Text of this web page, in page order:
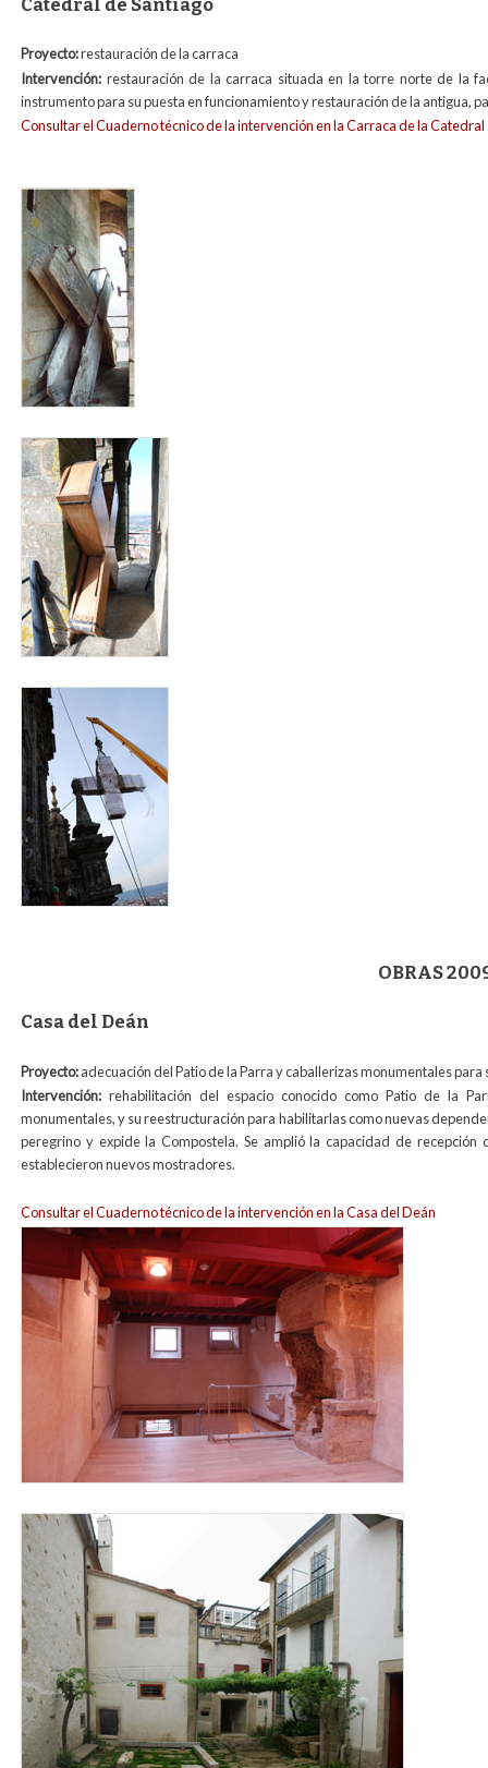
Catedral de Santiago
Proyecto:restauración de la carraca
Intervención: restauración de la carraca situada en la torre norte de la
instrumento para su puesta en funcionamiento y restauración de la antigua,
Consultar el Cuaderno técnico de la intervención en la Carraca de la Catedral
carraca1.jpg
carrac4.jpg
carraca3.jpg
OBRAS
Casa del Deán
Proyecto:adecuación del Patio de la Parra y caballerizas monumentales
Intervención: rehabilitación del espacio conocido como Patio de la
monumentales, y su reestructuración para habilitarlas como nuevas
peregrino y expide la Compostela. Se amplió la capacidad de
establecieron nuevos mostradores.
Consultar el Cuaderno técnico de la intervención en la Casa del Deán
oficinas_peregrinos_actual_para_web.jpg
patio_parra_actual_paraweb.jpg